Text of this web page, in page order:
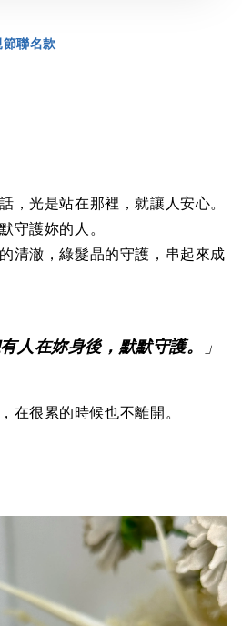
聯名款
，光是站在那裡，就讓人安心。
守護妳的人。
清澈，綠髮晶的守護，串起來成
人在妳身後，默默守護。 」
在很累的時候也不離開。